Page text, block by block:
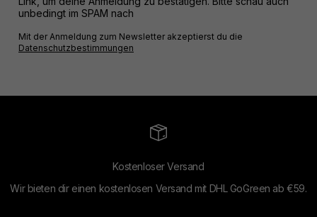
unbedingt im SPAM nach
Mit der Anmeldung zum Newsletter akzeptierst du die
Datenschutzbestimmungen
Kostenloser Versand
Wir bieten dir einen kostenlosen Versand mit DHL GoGreen ab €59.